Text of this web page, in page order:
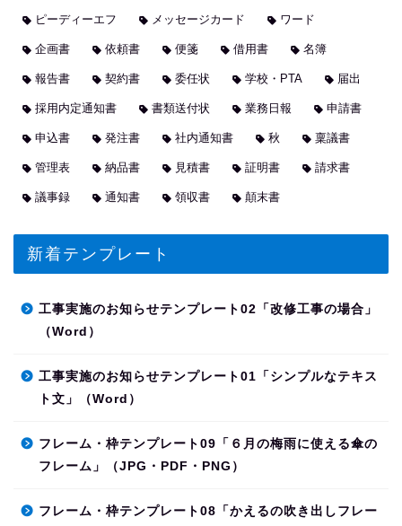
ピーディーエフ メッセージカード ワード
企画書 依頼書 便箋 借用書 名簿
報告書 契約書 委任状 学校・PTA 届出
採用内定通知書 書類送付状 業務日報 申請書
申込書 発注書 社内通知書 秋 稟議書
管理表 納品書 見積書 証明書 請求書
議事録 通知書 領収書 顛末書
新着テンプレート
工事実施のお知らせテンプレート02「改修工事の場合」
（Word）
工事実施のお知らせテンプレート01「シンプルなテキス
ト文」（Word）
フレーム・枠テンプレート09「６月の梅雨に使える傘の
フレーム」（JPG・PDF・PNG）
フレーム・枠テンプレート08「かえるの吹き出しフレー